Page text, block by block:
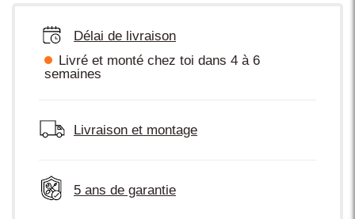
Délai de livraison
Livré et monté chez toi dans 4 à 6
semaines
Livraison et montage
5 ans de garantie